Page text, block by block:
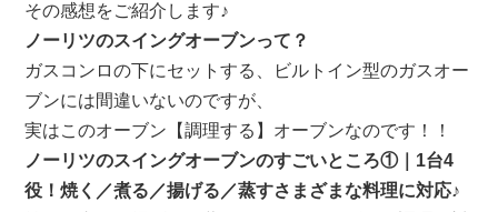
その感想をご紹介します♪
ノーリツのスイングオーブンって？
ガスコンロの下にセットする、ビルトイン型のガスオー
ブンには間違いないのですが、
実はこのオーブン【調理する】オーブンなのです！！
ノーリツのスイングオーブンのすごいところ①｜1台4
役！焼く／煮る／揚げる／蒸すさまざまな料理に対応♪